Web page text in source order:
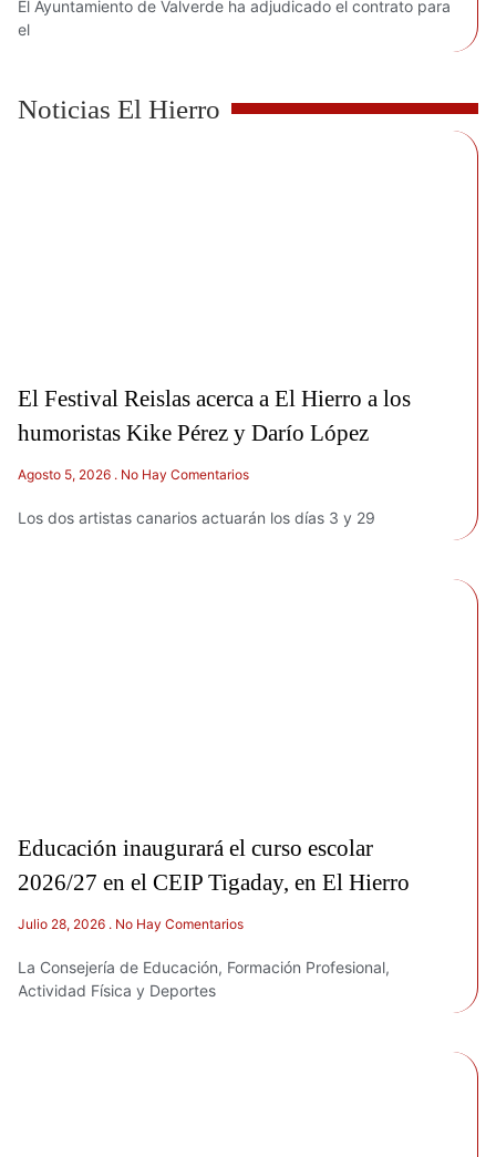
El Ayuntamiento de Valverde ha adjudicado el contrato para
el
Noticias El Hierro
El Festival Reislas acerca a El Hierro a los
humoristas Kike Pérez y Darío López
Agosto 5, 2026 No Hay Comentarios
Los dos artistas canarios actuarán los días 3 y 29
Educación inaugurará el curso escolar
2026/27 en el CEIP Tigaday, en El Hierro
Julio 28, 2026 No Hay Comentarios
La Consejería de Educación, Formación Profesional,
Actividad Física y Deportes